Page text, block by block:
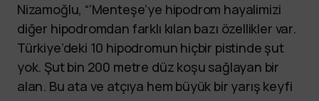
Nizamoğlu, “‘Menteşe’ye hipodrom hayalimizi
diğer hipodromdan farklı kılan bazı özellikler var.
Türkiye’deki 10 hipodromun hiçbir pistinde şut
yok. Şut bin 200 metre düz koşu sağlayan bir
alan. Bu ata ve atçıya hem büyük bir yarış keyfi